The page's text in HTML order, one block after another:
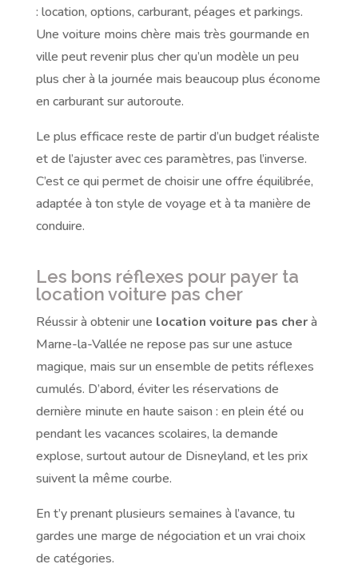
: location, options, carburant, péages et parkings.
Une voiture moins chère mais très gourmande en
ville peut revenir plus cher qu’un modèle un peu
plus cher à la journée mais beaucoup plus économe
en carburant sur autoroute.
Le plus efficace reste de partir d’un budget réaliste
et de l’ajuster avec ces paramètres, pas l’inverse.
C’est ce qui permet de choisir une offre équilibrée,
adaptée à ton style de voyage et à ta manière de
conduire.
Les bons réflexes pour payer ta
location voiture pas cher
Réussir à obtenir une location voiture pas cherà
Marne-la-Vallée ne repose pas sur une astuce
magique, mais sur un ensemble de petits réflexes
cumulés. D’abord, éviter les réservations de
dernière minute en haute saison : en plein été ou
pendant les vacances scolaires, la demande
explose, surtout autour de Disneyland, et les prix
suivent la même courbe.
En t’y prenant plusieurs semaines à l’avance, tu
gardes une marge de négociation et un vrai choix
de catégories.